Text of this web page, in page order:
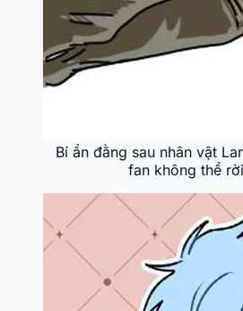
Bí ẩn đằng sau nhân vật
fan không thể